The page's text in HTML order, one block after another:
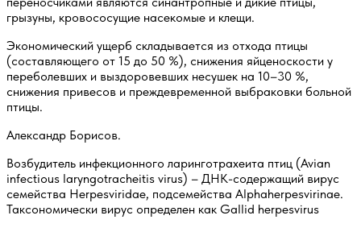
грызуны, кровососущие насекомые и клещи.
Экономический ущерб складывается из отхода птицы
(составляющего от 15 до 50 %), снижения яйценоскости у
переболевших и выздоровевших несушек на 10–30 %,
снижения привесов и преждевременной выбраковки больной
птицы.
Александр Борисов.
Возбудитель инфекционного ларинготрахеита птиц (Avian
infectious laryngotracheitis virus) – ДНК-содержащий вирус
семейства Herpesviridae, подсемейства Alphaherpesvirinae.
Таксономически вирус определен как Gallid herpesvirus